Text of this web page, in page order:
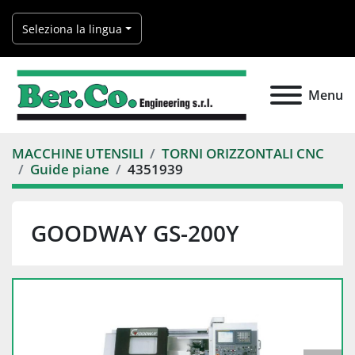
Seleziona la lingua
Menu
MACCHINE UTENSILI
TORNI ORIZZONTALI CNC
Guide piane
4351939
GOODWAY GS-200Y